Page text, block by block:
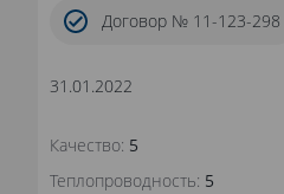
Договор № 11-123-298
31.01.2022
Качество: 5
Теплопроводность: 5